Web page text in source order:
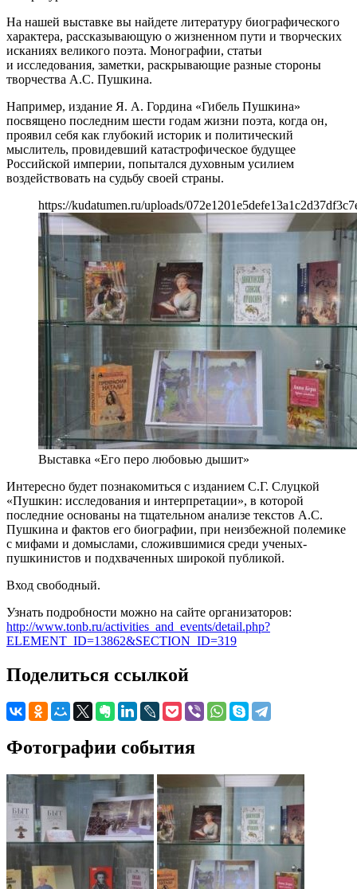
На нашей выставке вы найдете литературу биографического
характера, рассказывающую о жизненном пути и творческих
исканиях великого поэта. Монографии, статьи
и исследования, заметки, раскрывающие разные стороны
творчества А.С. Пушкина.
Например, издание Я. А. Гордина «Гибель Пушкина»
посвящено последним шести годам жизни поэта, когда он,
проявил себя как глубокий историк и политический
мыслитель, провидевший катастрофическое будущее
Российской империи, попытался духовным усилием
воздействовать на судьбу своей страны.
https://kudatumen.ru/uploads/
Выставка «Его перо любовью дышит»
Интересно будет познакомиться с изданием С.Г. Слуцкой
«Пушкин: исследования и интерпретации», в которой
последние основаны на тщательном анализе текстов А.С.
Пушкина и фактов его биографии, при неизбежной полемике
с мифами и домыслами, сложившимися среди ученых-
пушкинистов и подхваченных широкой публикой.
Вход свободный.
Узнать подробности можно на сайте организаторов:
http://www.tonb.ru/activities_and_events/detail.php?
ELEMENT_ID=13862&SECTION_ID=319
Поделиться ссылкой
Фотографии события